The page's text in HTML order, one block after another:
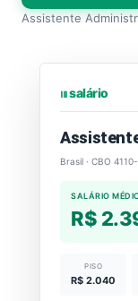
Assistente
⏐⏐⏐ salário
Brasil · CBO
SALÁRIO
R$
PISO
R$ 2.040